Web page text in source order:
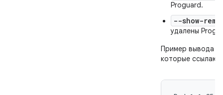
Proguard.
--show-
удалены
Пример вывода
которые